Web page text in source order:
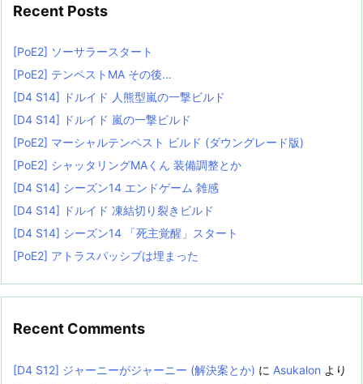
Recent Posts
[PoE2] ソーサラースタート
[PoE2] テンペストMA その後…
[D4 S14] ドルイド 人熊型嵐の一撃ビルド
[D4 S14] ドルイド 嵐の一撃ビルド
[PoE2] マーシャルテンペスト ビルド (ダウングレード版)
[PoE2] シャッタリングMAくん 装備調整とか
[D4 S14] シーズン14 エンドゲーム 雑感
[D4 S14] ドルイド 凍結切り裂きビルド
[D4 S14] シーズン14 「死主覚醒」スタート
[PoE2] アトラスパッシブは埋まった
Recent Comments
[D4 S12] ジャーニーがジャーニー (解決案とか) に Asukalon より